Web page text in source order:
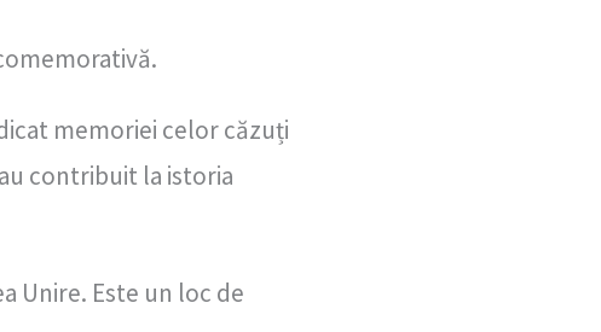
memoriei celor căzuți
contribuit la istoria
Unire. Este un loc de